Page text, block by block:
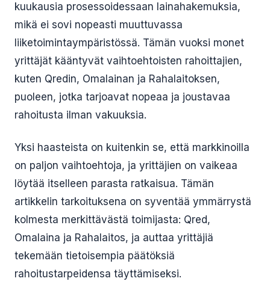
kuukausia prosessoidessaan lainahakemuksia,
mikä ei sovi nopeasti muuttuvassa
liiketoimintaympäristössä. Tämän vuoksi monet
yrittäjät kääntyvät vaihtoehtoisten rahoittajien,
kuten Qredin, Omalainan ja Rahalaitoksen,
puoleen, jotka tarjoavat nopeaa ja joustavaa
rahoitusta ilman vakuuksia.
Yksi haasteista on kuitenkin se, että markkinoilla
on paljon vaihtoehtoja, ja yrittäjien on vaikeaa
löytää itselleen parasta ratkaisua. Tämän
artikkelin tarkoituksena on syventää ymmärrystä
kolmesta merkittävästä toimijasta: Qred,
Omalaina ja Rahalaitos, ja auttaa yrittäjiä
tekemään tietoisempia päätöksiä
rahoitustarpeidensa täyttämiseksi.